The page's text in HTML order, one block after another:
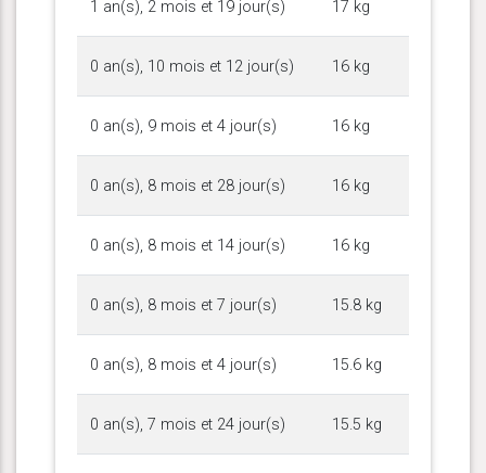
1 an(s), 2 mois et 19 jour(s) 17 kg
0 an(s), 10 mois et 12 jour(s) 16 kg
0 an(s), 9 mois et 4 jour(s) 16 kg
0 an(s), 8 mois et 28 jour(s) 16 kg
0 an(s), 8 mois et 14 jour(s) 16 kg
0 an(s), 8 mois et 7 jour(s) 15.8 kg
0 an(s), 8 mois et 4 jour(s) 15.6 kg
0 an(s), 7 mois et 24 jour(s) 15.5 kg